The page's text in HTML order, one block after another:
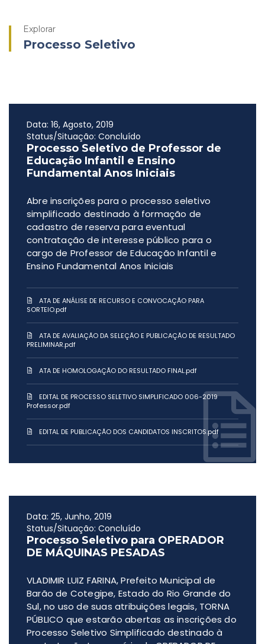
Explorar
Processo Seletivo
Data: 16, Agosto, 2019
Status/Situação: Concluído
Processo Seletivo de Professor de
Educação Infantil e Ensino
Fundamental Anos Iniciais
Abre inscrições para o processo seletivo
simplificado destinado à formação de
cadastro de reserva para eventual
contratação de interesse público para o
cargo de Professor de Educação Infantil e
Ensino Fundamental Anos Iniciais
ATA DE ANÁLISE DE RECURSO E CONVOCAÇÃO PARA
SORTEIO.pdf
ATA DE AVALIAÇÃO DA SELEÇÃO E PUBLICAÇÃO DE RESULTADO
PRELIMINAR.pdf
ATA DE HOMOLOGAÇÃO DO RESULTADO FINAL.pdf
EDITAL DE PROCESSO SELETIVO SIMPLIFICADO 006-2019
Professor.pdf
EDITAL DE PUBLICAÇÃO DOS CANDIDATOS INSCRITOS.pdf
Data: 25, Junho, 2019
Status/Situação: Concluído
Processo Seletivo para OPERADOR
DE MÁQUINAS PESADAS
VLADIMIR LUIZ FARINA, Prefeito Municipal de
Barão de Cotegipe, Estado do Rio Grande do
Sul, no uso de suas atribuições legais, TORNA
PÚBLICO que estarão abertas as inscrições do
Processo Seletivo Simplificado destinado à